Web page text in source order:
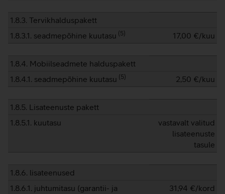
1.8.3. Tervikhalduspakett
1.8.3.1. seadmepõhine kuutasu (5) 17,00 €/kuu
1.8.4. Mobiilseadmete halduspakett
1.8.4.1. seadmepõhine kuutasu (5) 2,50 €/kuu
1.8.5. Lisateenuste pakett
1.8.5.1. kuutasu
vastavalt valitud
lisateenuste
tasule
1.8.6. lisateenused
1.8.6.1. juhtumitasu (garantii- ja
31,94 €/kord